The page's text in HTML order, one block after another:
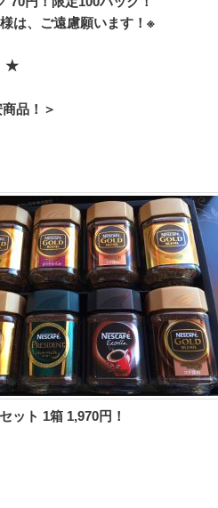
は、 ご遠慮願います！※
★
品！＞
ット 1箱 1,970円！